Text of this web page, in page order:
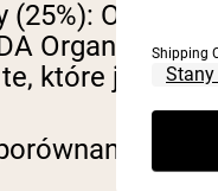
(25%):
Organic,
które
cenę
Shipping